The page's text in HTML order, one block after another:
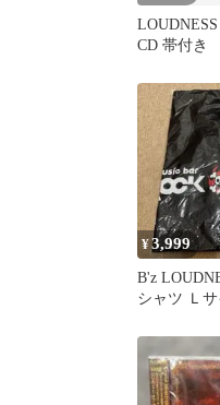
CD 帯付き
¥3,999
B'z
シャツ Ｌ